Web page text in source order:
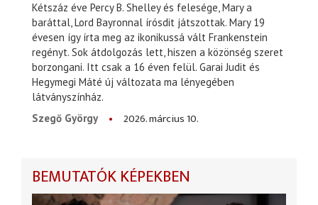
Kétszáz éve Percy B. Shelley és felesége, Mary a
baráttal, Lord Bayronnal írósdit játszottak. Mary 19
évesen így írta meg az ikonikussá vált Frankenstein
regényt. Sok átdolgozás lett, hiszen a közönség szeret
borzongani. Itt csak a 16 éven felül. Garai Judit és
Hegymegi Máté új változata ma lényegében
látványszínház.
Szegő György
2026. március 10.
BEMUTATÓK KÉPEKBEN